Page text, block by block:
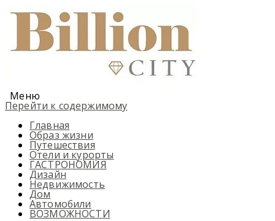
Меню
Перейти к содержимому
Главная
Образ жизни
Путешествия
Отели и курорты
ГАСТРОНОМИЯ
Дизайн
Недвижимость
Дом
Автомобили
ВОЗМОЖНОСТИ